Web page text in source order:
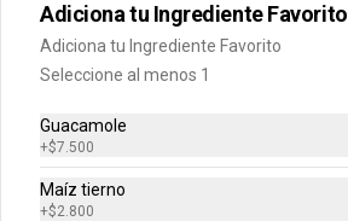
Jamaica
$10.900
Adiciona tu Ingrediente Favorito
Adiciona tu Ingrediente Favorito
Seleccione al menos 1
Guacamole
+$7.500
Maíz tierno
+$2.800